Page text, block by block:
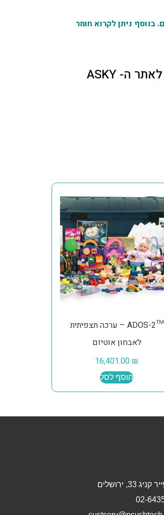
בנוסף ניתן לקרוא חומר
הורים יכולים למלא את האבחון עצמאית באתר ייעודי ולפנות עם הדוח לאיש המקצוע. למעבר לאתר ה- ASKY
™ADOS-2 – ערכה תצפיתית
לאבחון אוטיזם
16,401.00 ₪
הוסף לסל
33, ירושלים